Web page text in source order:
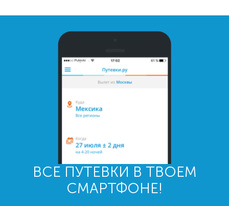
ВСЕ ПУТЕВКИ В ТВОЕМ
СМАРТФОНЕ!